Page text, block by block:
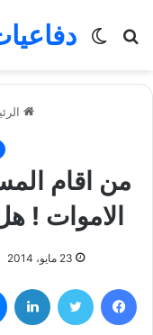
بحث
الوضع
من اقام
الاموات !
23 مايو، 2014
فيسبوك تويتر